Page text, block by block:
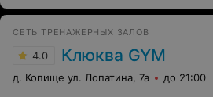
СЕТЬ ТРЕНАЖЕРНЫХ ЗАЛОВ
4.0 Клюква GYM
д. Копище ул. Лопатина, 7а до 21:00